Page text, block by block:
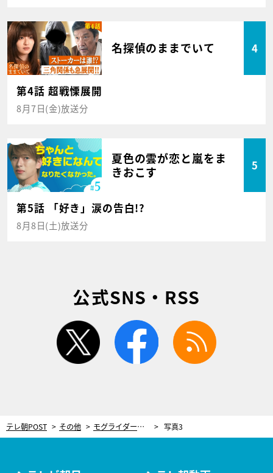
名探偵のままでいて 4
第4話 超戦慄展開
8月7日(金)放送分
夏色の雲が恋と嵐をま
きおこす
5
第5話 「好き」涙の告白!?
8月8日(土)放送分
公式SNS・RSS
twitter facebook
テレ朝POST その他 モグライダー芝、「クリスマスケーキを買う発想がなかった」理由。妻の一言でハッとした“父の影響” 写真3